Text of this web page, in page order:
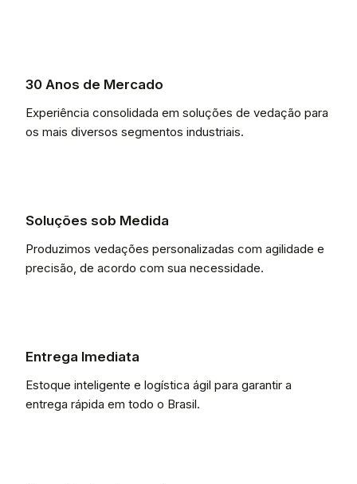
30 Anos de Mercado
Experiência consolidada em soluções de vedação para
os mais diversos segmentos industriais.
Soluções sob Medida
Produzimos vedações personalizadas com agilidade e
precisão, de acordo com sua necessidade.
Entrega Imediata
Estoque inteligente e logística ágil para garantir a
entrega rápida em todo o Brasil.